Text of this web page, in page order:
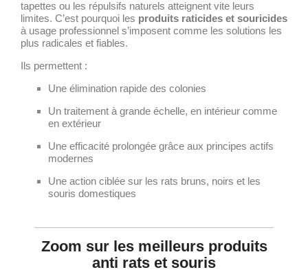
tapettes ou les répulsifs naturels atteignent vite leurs
limites. C’est pourquoi les produits raticides et souricides
à usage professionnel s’imposent comme les solutions les
plus radicales et fiables.
Ils permettent :
Une élimination rapide des colonies
Un traitement à grande échelle, en intérieur comme
en extérieur
Une efficacité prolongée grâce aux principes actifs
modernes
Une action ciblée sur les rats bruns, noirs et les
souris domestiques
Zoom sur les meilleurs produits
anti rats et souris